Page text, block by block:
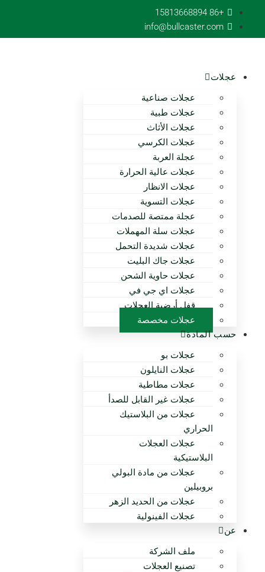
المحتوى
+86 15813668894
info@bullcaster.com
عجلات
عجلات صناعية
عجلات طبية
عجلات الأثاث
عجلات الكرسي
عجلة العربة
عجلات عالية الحرارة
عجلات الانظار
عجلات التسوية
عجلة ممتصة للصدمات
عجلات سلة المهملات
عجلات شديدة التحمل
عجلات جاك البليت
عجلات حاوية الشحن
عجلات اي جي في
قفل أرضية العجلات
عجلات مخصصة
حسب المادة
عجلات بو
عجلات النايلون
عجلات مطاطية
عجلات غير القابل للصدأ
عجلات من البلاستيك
الحراري
عجلات العجلات
البلاستيكية
عجلات من مادة البولي
بروبيلين
عجلات من الحديد الزهر
عجلات الفينولية
عن
ملف الشركة
تصنيع العجلات